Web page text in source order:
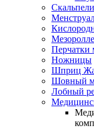
Скальпели
Перчатки
Ножницы
Шприц
Шовный
Лобный